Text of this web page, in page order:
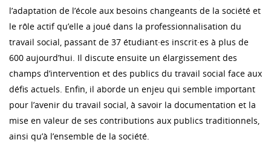
l’adaptation de l’école aux besoins changeants de la société et
le rôle actif qu’elle a joué dans la professionnalisation du
travail social, passant de 37 étudiant·es inscrit·es à plus de
600 aujourd’hui. Il discute ensuite un élargissement des
champs d’intervention et des publics du travail social face aux
défis actuels. Enfin, il aborde un enjeu qui semble important
pour l’avenir du travail social, à savoir la documentation et la
mise en valeur de ses contributions aux publics traditionnels,
ainsi qu’à l’ensemble de la société.